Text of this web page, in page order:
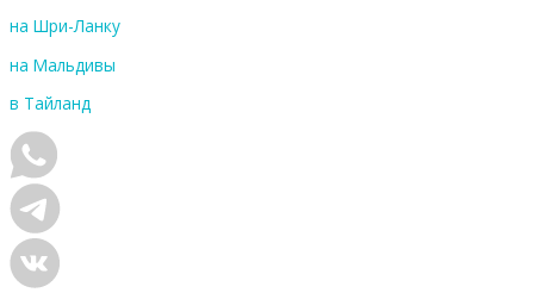
на Шри-Ланку
на Мальдивы
в Тайланд